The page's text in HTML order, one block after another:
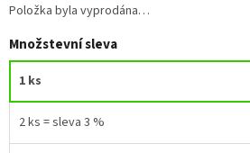
Položka byla vyprodána…
Množstevní sleva
1 ks
2 ks = sleva 3 %